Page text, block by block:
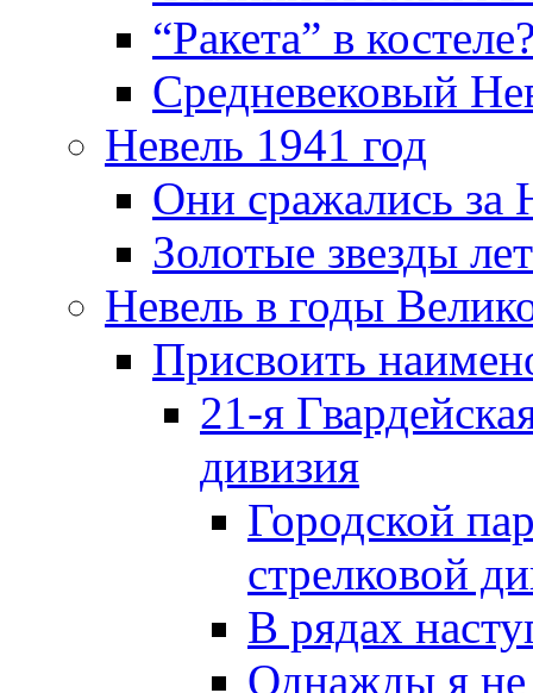
“Ракета” в
Средневековый
Невель 1941 год
Они сражались за
Золотые звезды
Невель в годы
Присвоить
21-я
дивизия
Городской
стрелковой
В рядах
Однажды я